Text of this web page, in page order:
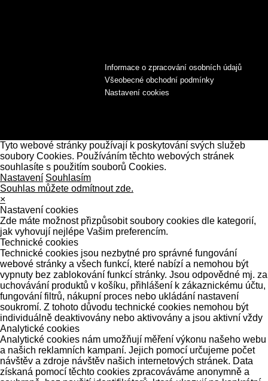
Informace o zpracování osobních údajů
Všeobecné obchodní podmínky
Nastavení cookies
Tyto webové stránky používají k poskytování svých služeb
soubory Cookies. Používáním těchto webových stránek
souhlasíte s použitím souborů Cookies.
Nastavení Souhlasím
Souhlas můžete odmítnout zde.
×
Nastavení cookies
Zde máte možnost přizpůsobit soubory cookies dle kategorií,
jak vyhovují nejlépe Vašim preferencím.
Technické cookies
Technické cookies jsou nezbytné pro správné fungování
webové stránky a všech funkcí, které nabízí a nemohou být
vypnuty bez zablokování funkcí stránky. Jsou odpovědné mj. za
uchovávání produktů v košíku, přihlášení k zákaznickému účtu,
fungování filtrů, nákupní proces nebo ukládání nastavení
soukromí. Z tohoto důvodu technické cookies nemohou být
individuálně deaktivovány nebo aktivovány a jsou aktivní vždy
Analytické cookies
Analytické cookies nám umožňují měření výkonu našeho webu
a našich reklamních kampaní. Jejich pomocí určujeme počet
návštěv a zdroje návštěv našich internetových stránek. Data
získaná pomocí těchto cookies zpracováváme anonymně a